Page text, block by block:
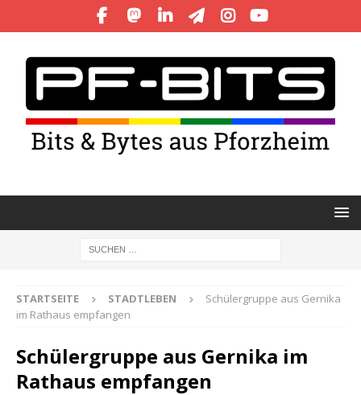
STARTSEITE STADTLEBEN
Schülergruppe aus Gernika
im Rathaus empfangen
Schülergruppe aus Gernika im
Rathaus empfangen